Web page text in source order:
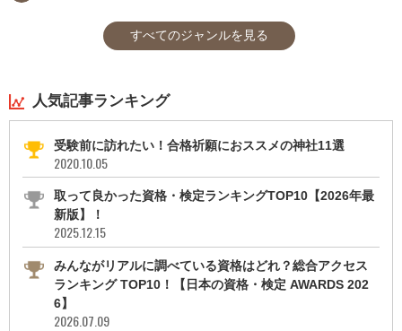
すべてのジャンルを見る
人気記事ランキング
受験前に訪れたい！合格祈願におススメの神社11選
2020.10.05
取って良かった資格・検定ランキングTOP10【2026年最
新版】！
2025.12.15
みんながリアルに調べている資格はどれ？総合アクセス
ランキング TOP10！【日本の資格・検定 AWARDS 202
6】
2026.07.09